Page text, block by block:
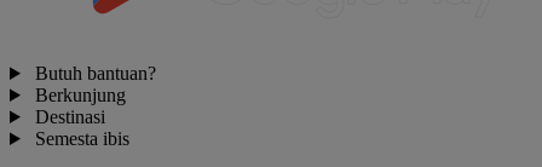
Butuh bantuan?
Berkunjung
Destinasi
Semesta ibis